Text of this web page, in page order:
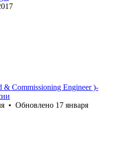
Commissioning Engineer )-
• Обновлено 17 января